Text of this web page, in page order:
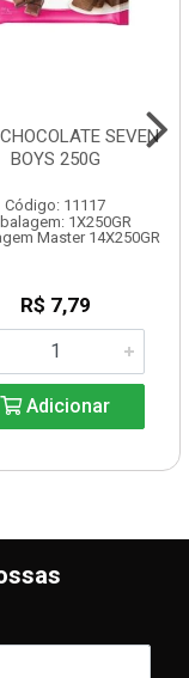
SEVEN
BOYS 250G
Código: 11117
1X250GR
Master 14X250GR
R$ 7,79
Adicionar